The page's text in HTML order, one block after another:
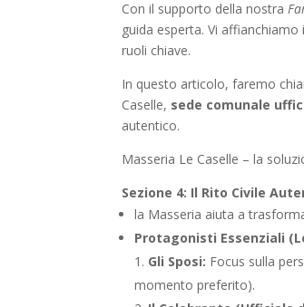
Con il supporto della nostra
guida esperta. Vi
ruoli chiave.
In questo articolo, faremo
Caselle, sede comunale
autentico.
Masseria Le Caselle – la
Sezione 4: Il Rito Civile
la Masseria aiuta a
Protagonisti Essenziali
Gli Sposi: Focus sulla
momento preferito).